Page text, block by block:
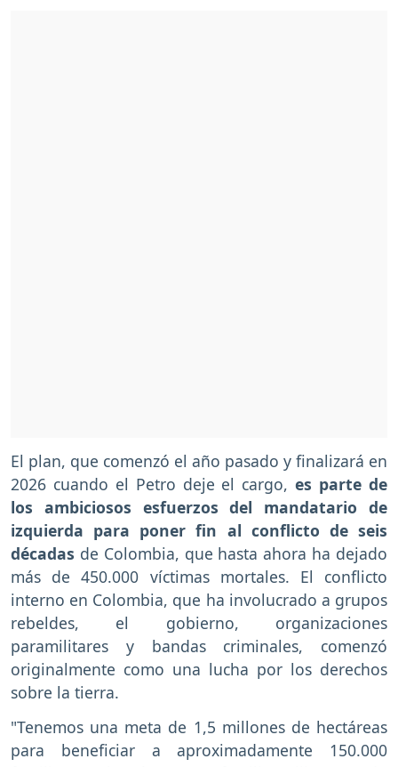
El plan, que comenzó el año pasado y finalizará en
2026 cuando el Petro deje el cargo,es parte de
los ambiciosos esfuerzos del mandatario de
izquierda para poner fin al conflicto de seis
décadas de Colombia, que hasta ahora ha dejado
más de 450.000 víctimas mortales. El conflicto
interno en Colombia, que ha involucrado a grupos
rebeldes, el gobierno, organizaciones
paramilitares y bandas criminales, comenzó
originalmente como una lucha por los derechos
sobre la tierra.
"Tenemos una meta de 1,5 millones de hectáreas
para beneficiar a aproximadamente 150.000